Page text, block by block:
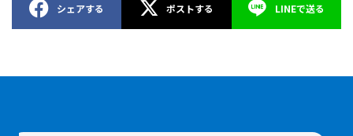
シェアする ポストする LINEで送る